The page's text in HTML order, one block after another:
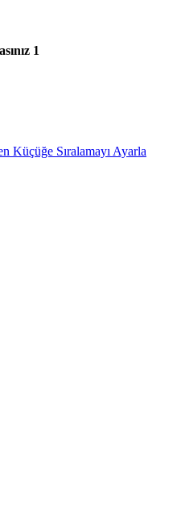
1
Küçüğe Sıralamayı Ayarla